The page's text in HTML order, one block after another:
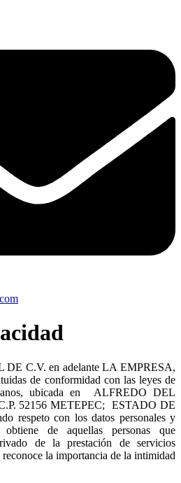
C.V. en adelante LA EMPRESA,
de conformidad con las leyes de
ubicada en ALFREDO DEL
52156 METEPEC; ESTADO DE
respeto con los datos personales y
de aquellas personas que
de la prestación de servicios
la importancia de la intimidad